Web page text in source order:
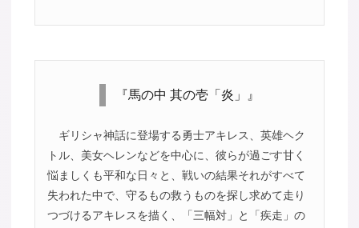
『馬の中 其の壱「炎」』
ギリシャ神話に登場する勇士アキレス、英雄ヘク
トル、美女ヘレンなどを中心に、彼らが過ごす甘く
悩ましくも平和な日々と、戦いの結果それがすべて
失われた中で、守るもの救うものを探し求めて走り
つづけるアキレスを描く、「三幅対」と「疾走」の